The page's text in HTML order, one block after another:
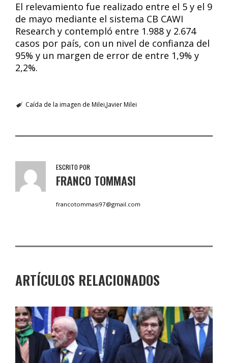
El relevamiento fue realizado entre el 5 y el 9
de mayo mediante el sistema CB CAWI
Research y contempló entre 1.988 y 2.674
casos por país, con un nivel de confianza del
95% y un margen de error de entre 1,9% y
2,2%.
Caída de la imagen de Milei Javier Milei
ESCRITO POR
FRANCO TOMMASI
francotommasi97@gmail.com
ARTÍCULOS RELACIONADOS